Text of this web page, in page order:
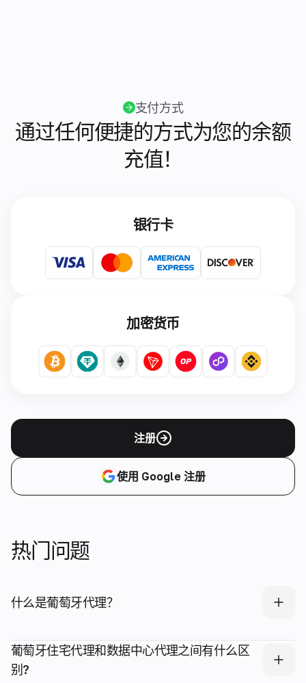
支付方式
通过任何便捷的方式为您的余额
充值！
银行卡
加密货币
注册
使用 Google 注册
热门问题
什么是葡萄牙代理？
葡萄牙住宅代理和数据中心代理之间有什么区
别?